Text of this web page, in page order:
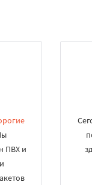
ПВХ и